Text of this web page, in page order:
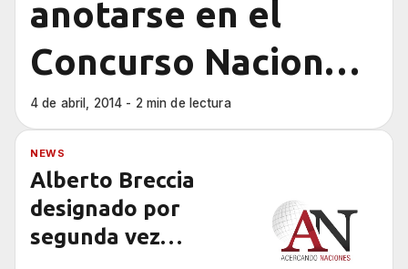
anotarse en el
Concurso Nacional
de Historietas
4 de abril, 2014 - 2 min de lectura
NEWS
Alberto Breccia
designado por
segunda vez